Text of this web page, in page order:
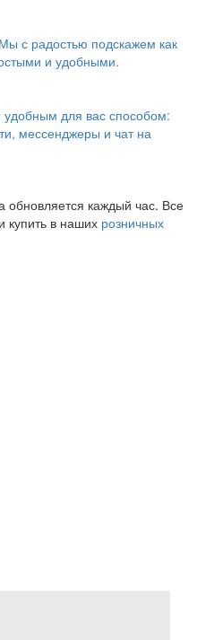
с радостью подскажем как
и удобными.
для вас способом:
мессенджеры и чат на
каждый час. Все
купить в наших розничных